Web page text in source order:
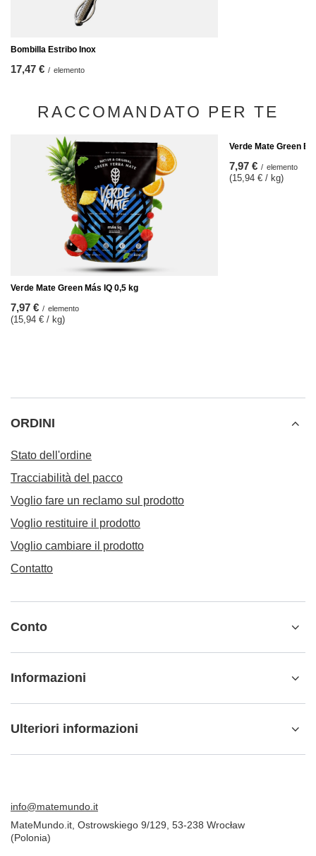
Bombilla Estribo Inox
17,47 € / elemento
RACCOMANDATO PER TE
Verde Mate Green Más IQ 0,5 kg
7,97 € / elemento
(15,94 € / kg)
Verde Mate Green
7,97 € / elemento
(15,94 € / kg)
ORDINI
Stato dell'ordine
Tracciabilità del pacco
Voglio fare un reclamo sul prodotto
Voglio restituire il prodotto
Voglio cambiare il prodotto
Contatto
Conto
Informazioni
Ulteriori informazioni
info@matemundo.it
MateMundo.it Ostrowskiego 9/129 53-238 Wrocław
(Polonia)